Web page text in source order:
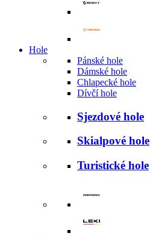
Hole
Pánské hole
Dámské hole
Chlapecké hole
Dívčí hole
Sjezdové hole
Skialpové hole
Turistické hole